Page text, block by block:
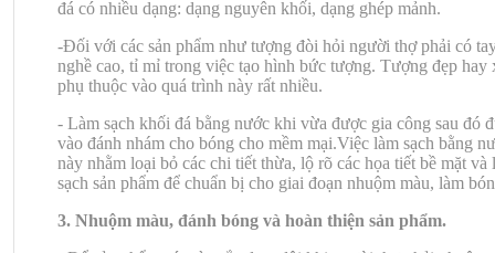
đá có nhiều dạng: dạng nguyên khối, dạng ghép mảnh.
-Đối với các sản phẩm như tượng đòi hỏi người thợ phải có
nghề cao, tỉ mỉ trong việc tạo hình bức tượng. Tượng đẹp hay
phụ thuộc vào quá trình này rất nhiều.
- Làm sạch khối đá bằng nước khi vừa được gia công sau đó
vào đánh nhám cho bóng cho mềm mại.Việc làm sạch bằng
này nhằm loại bỏ các chi tiết thừa, lộ rõ các họa tiết bề mặt và
sạch sản phẩm để chuẩn bị cho giai đoạn nhuộm màu, làm
3. Nhuộm màu, đánh bóng và hoàn thiện sản phẩm.